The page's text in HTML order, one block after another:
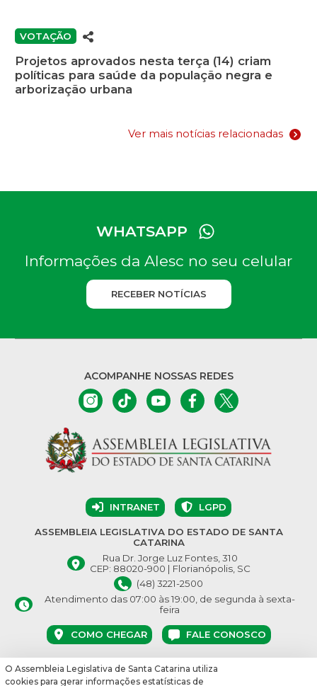
VOTAÇÃO
Projetos aprovados nesta terça (14) criam
políticas para saúde da população negra e
arborização urbana
Ver mais notícias relacionadas
WHATSAPP
Informações da Alesc no seu celular
RECEBER NOTÍCIAS
ACOMPANHE NOSSAS REDES
INTRANET LGPD
ASSEMBLEIA LEGISLATIVA DO ESTADO DE SANTA
CATARINA
Rua Dr. Jorge Luz Fontes, 310
CEP: 88020-900 | Florianópolis, SC
(48) 3221-2500
Atendimento das 07:00 às 19:00, de segunda à sexta-
feira
COMO CHEGAR FALE CONOSCO
© Assembleia Legislativa do Estado de Santa Catarina 2026.
O Assembleia Legislativa de Santa Catarina utiliza
cookies para gerar informações estatísticas de